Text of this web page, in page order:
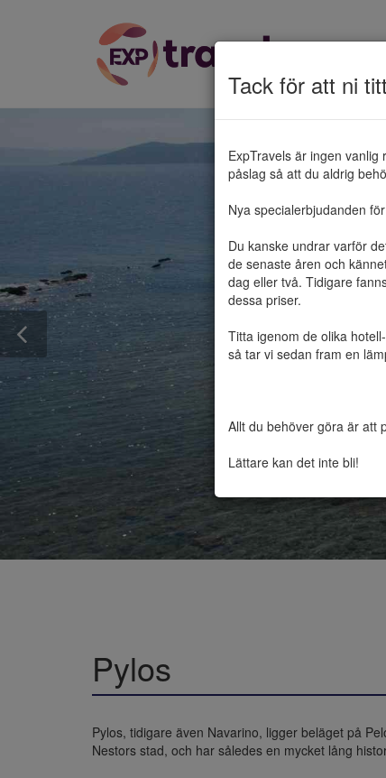
Tack för att ni
ExpTravels är ingen
påslag så att du aldrig
Nya specialerbjudanden
Du kanske undrar varför
de senaste åren och
dag eller två. Tidigare
dessa priser.
Titta igenom de olika
så tar vi sedan fram en
Allt du behöver göra är att
Lättare kan det inte bli!
Pylos
Pylos, tidigare även Navarino, ligger beläget på
Nestors stad, och har således en mycket lång